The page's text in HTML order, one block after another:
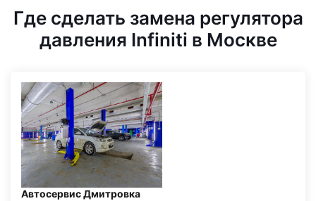
Где сделать замена регулятора
давления Infiniti в Москве
Автосервис Дмитровка